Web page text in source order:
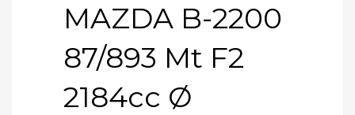
MAZDA B-2200
87/893 Mt F2
2184cc Ø